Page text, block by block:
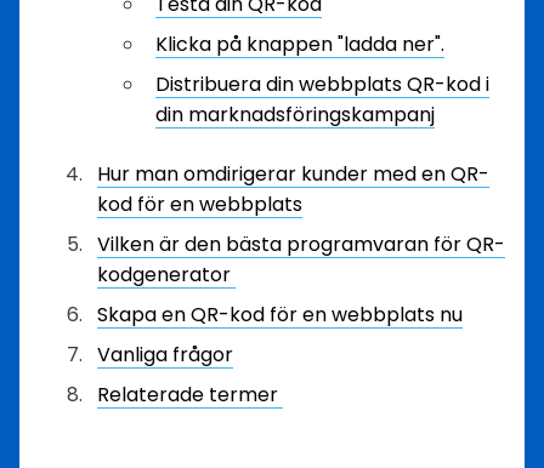
Klicka på knappen "ladda ner".
Distribuera din webbplats QR-kod i
din marknadsföringskampanj
Hur man omdirigerar kunder med en QR-
kod för en webbplats
Vilken är den bästa programvaran för QR-
kodgenerator
Skapa en QR-kod för en webbplats nu
Vanliga frågor
Relaterade termer